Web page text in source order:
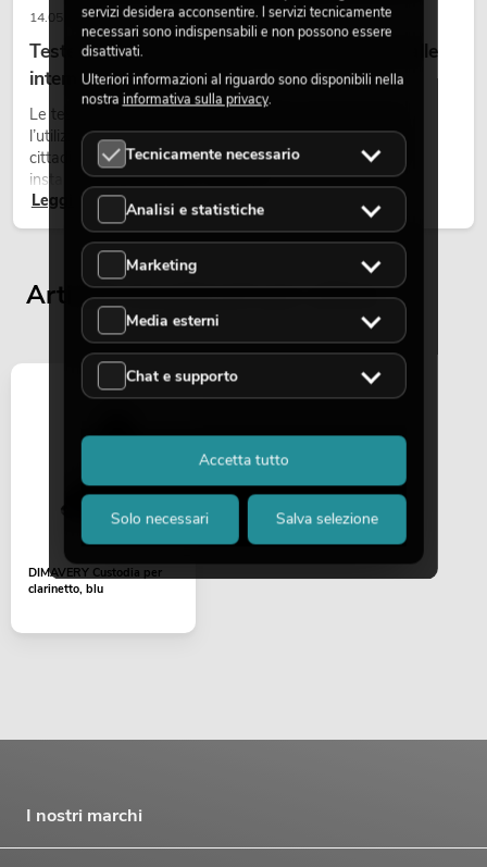
14.05.2026
Teste mobili outdoor: teste mobili resistenti alle
intemperie per eventi
Le teste mobili outdoor sono proiettori motorizzati per
l’utilizzo all’aperto. Vengono impiegate in festival, feste
cittadine, concerti open-air, allestimenti architetturali e
installazioni temporanee all’esterno.
Leggi ora
Articoli visualizzati per ultimi
DIMAVERY Custodia per
clarinetto, blu
I nostri marchi
servizi desidera acconsentire. I servizi tecnicamente
necessari sono indispensabili e non possono essere
disattivati.
Ulteriori informazioni al riguardo sono disponibili nella
nostra informativa sulla privacy.
Tecnicamente necessario
Analisi e statistiche
Marketing
Media esterni
Chat e supporto
Solo necessari Salva selezione
Accetta tutto